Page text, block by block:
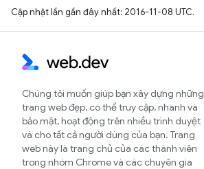
Cập nhật lần gần đây nhất: 2016-11-08 UTC.
Chúng tôi muốn giúp bạn xây dựng những
trang web đẹp, có thể truy cập, nhanh và
bảo mật, hoạt động trên nhiều trình duyệt
và cho tất cả người dùng của bạn. Trang
web này là trang chủ của các thành viên
trong nhóm Chrome và các chuyên gia